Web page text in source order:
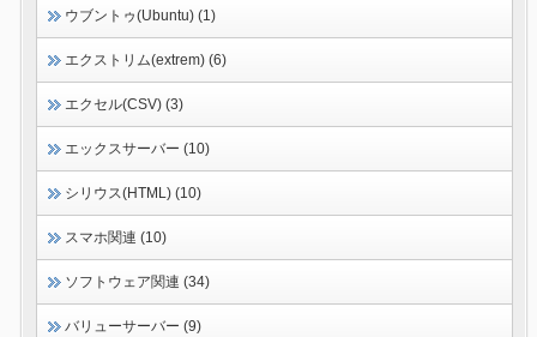
ウブントゥ(Ubuntu) (1)
エクストリム(extrem) (6)
エクセル(CSV) (3)
エックスサーバー (10)
シリウス(HTML) (10)
スマホ関連 (10)
ソフトウェア関連 (34)
バリューサーバー (9)